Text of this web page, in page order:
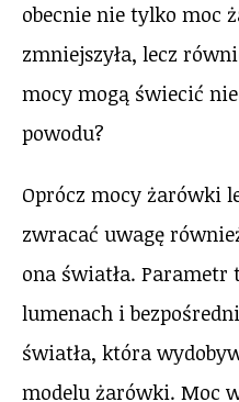
obecnie nie tylko moc
zmniejszyła, lecz
mocy mogą świecić
powodu?
Oprócz mocy żarówki
zwracać uwagę
ona światła.
lumenach i
światła, która
modelu żarówki. Moc